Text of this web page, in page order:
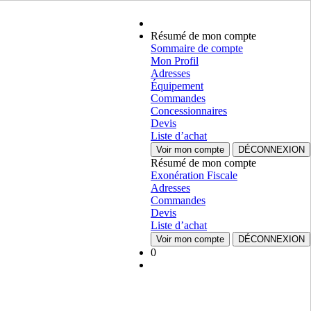
Résumé de mon compte
Sommaire de compte
Mon Profil
Adresses
Équipement
Commandes
Concessionnaires
Devis
Liste d’achat
Voir mon compte DÉCONNEXION
Résumé de mon compte
Exonération Fiscale
Adresses
Commandes
Devis
Liste d’achat
Voir mon compte DÉCONNEXION
0